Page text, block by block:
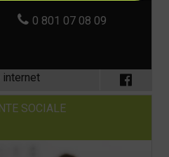
0 801 07 08 09
SOCIALE